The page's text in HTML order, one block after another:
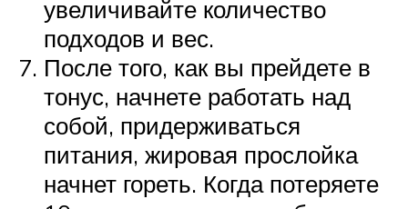
увеличивайте количество
подходов и вес.
После того, как вы прейдете в
тонус, начнете работать над
собой, придерживаться
питания, жировая прослойка
начнет гореть. Когда потеряете